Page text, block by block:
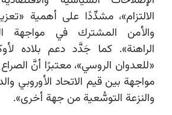
الالتزام»، مشدِّدًا على أهمية
والأمن المشترك في مواجهة
الراهنة». كما جَدَّد دعم بلاده
«للعدوان الروسي»، معتبرًا أنَّ
مواجهة بين قيم الاتحاد الأوروبي
والنزعة التوسُّعية من جهة أخرى».